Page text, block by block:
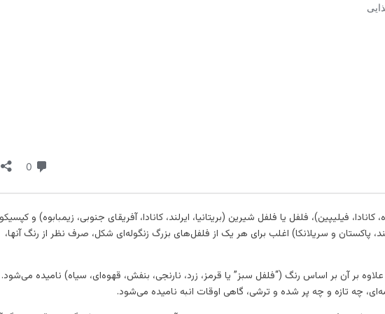
فیلیپین)، فلفل یا فلفل شیرین (بریتانیا، ایرلند، کانادا، آفریقای جنوبی، زیمبابوه) و
پاکستان و سریلانکا) اغلب برای هر یک از فلفل‌های بزرگ زنگوله‌ای شکل، صرف نظر از رنگ آنها،
بر آن بر اساس رنگ (“فلفل سبز” یا قرمز، زرد، نارنجی، بنفش، قهوه‌ای، سیاه) نامیده
چه تازه و چه پر شده و ترشی، گاهی اوقات انبه نامیده می‌شود.